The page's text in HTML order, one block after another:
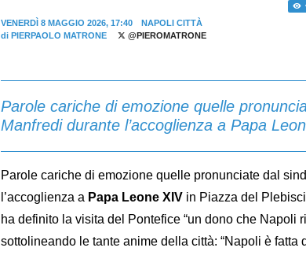
VENERDÌ 8 MAGGIO 2026, 17:40
NAPOLI CITTÀ
di PIERPAOLO MATRONE @PIEROMATRONE
Parole cariche di emozione quelle
Manfredi durante l’accoglienza a Papa
Parole cariche di emozione quelle pronunciate dal
l’accoglienza a Papa Leone XIV in Piazza del
ha definito la visita del Pontefice “un dono che Napoli
sottolineando le tante anime della città: “Napoli è fatta